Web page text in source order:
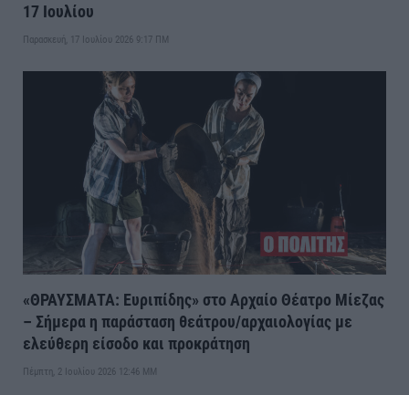
17 Ιουλίου
Παρασκευή, 17 Ιουλίου 2026 9:17 ΠΜ
«ΘΡΑΥΣΜΑΤΑ: Ευριπίδης» στο Αρχαίο Θέατρο Μίεζας
– Σήμερα η παράσταση θεάτρου/αρχαιολογίας με
ελεύθερη είσοδο και προκράτηση
Πέμπτη, 2 Ιουλίου 2026 12:46 ΜΜ